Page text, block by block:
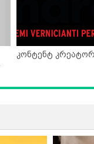
კონტენტ